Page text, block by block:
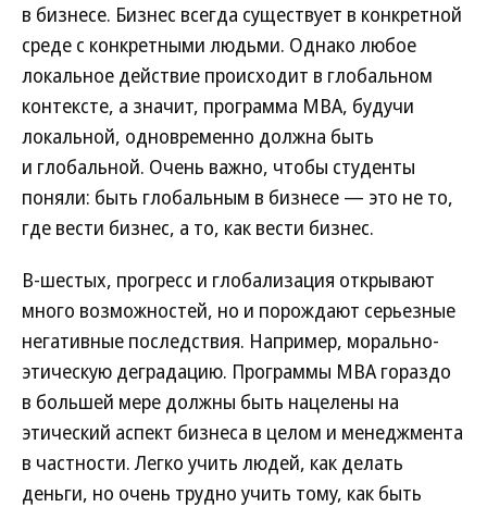
в бизнесе. Бизнес всегда существует в конкретной
среде с конкретными людьми. Однако любое
локальное действие происходит в глобальном
контексте, а значит, программа МВА, будучи
локальной, одновременно должна быть
и глобальной. Очень важно, чтобы студенты
поняли: быть глобальным в бизнесе — это не то,
где вести бизнес, а то, как вести бизнес.
В-шестых, прогресс и глобализация открывают
много возможностей, но и порождают серьезные
негативные последствия. Например, морально-
этическую деградацию. Программы МВА гораздо
в большей мере должны быть нацелены на
этический аспект бизнеса в целом и менеджмента
в частности. Легко учить людей, как делать
деньги, но очень трудно учить тому, как быть